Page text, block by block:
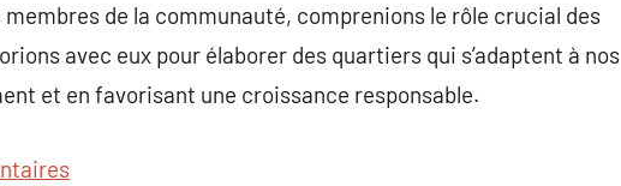
de la communauté, comprenions le rôle crucial des
avec eux pour élaborer des quartiers qui s’adaptent à nos
et en favorisant une croissance responsable.